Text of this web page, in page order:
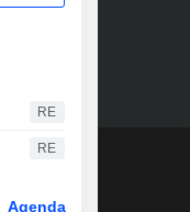
RE
RE
Agenda